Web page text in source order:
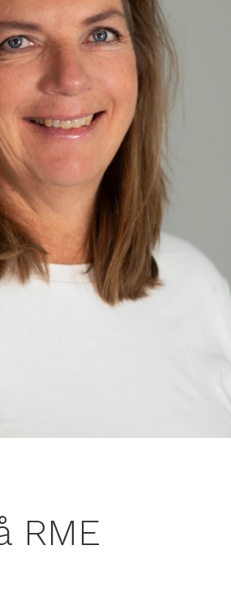
RME